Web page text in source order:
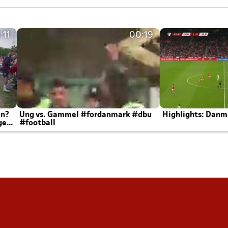
00:19
Ung vs. Gammel #fordanmark #dbu
#football
Highlights: